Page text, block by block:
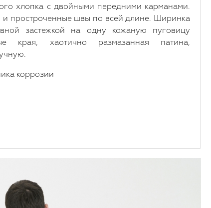
хлопка с двойными передними карманами.
и простроченные швы по всей длине. Ширинка
застежкой на одну кожаную пуговицу
края, хаотично размазанная патина,
коррозии